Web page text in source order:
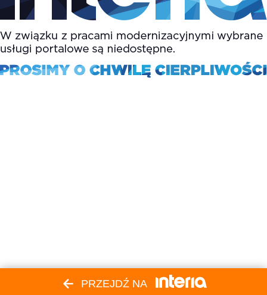
PRZEJDŹ NA